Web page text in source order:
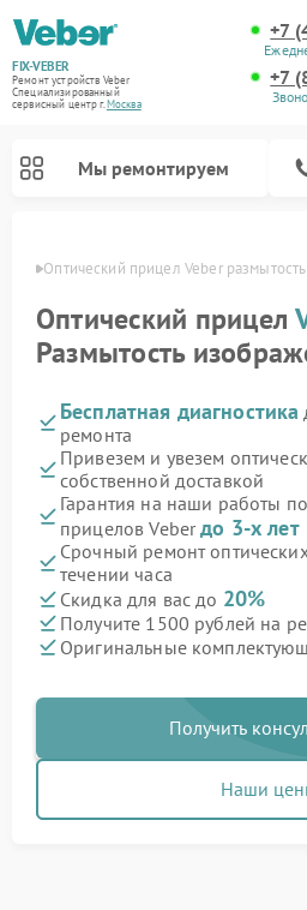
FIX-VEBER
Ремонт устройств Veber
Специализированный
cервисный центр г.Москва
+7
+7
Мы ремонтируем
Оптический прицел Veber
Оптический прицел
Размытость
Бесплатная диагностика
ремонта
Привезем и увезем
собственной доставкой
Гарантия на наши работы
прицелов Veberдо 3-х лет
Срочный ремонт
течении часа
Скидка для вас до 20%
Получите 1500 рублей на
Оригинальные
Получить
Наши